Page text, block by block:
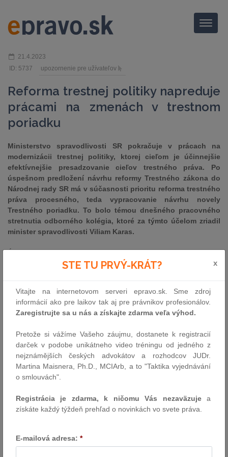
Menu
21.4.2023
ID: 5737
upozornenie pre užívateľov
Reforma trestnej politiky napreduje
prácami na zmenách v trestnom
poriadku
Ministerstvo spravodlivosti SR pokračuje v prácach na
modernizácii trestnej politiky, ktorej cieľom je účinnejšie
efektívnejšie presadzovanie cieľov trestného práva. Po
úspešnom predložení návrhu reformy Trestného zákona do
Národnej rady SR má v súčasnosti prioritu reforma trestného
práva procesného, teda vypracovanie návrhu novely
Trestného poriadku. To bolo témou dnešného pracovného
stretnutia odborného kolégia, ktoré za týmto účelom zriadil
minister spravodlivosti Viliam Karas.
Úlohou kolégia a následne jednotlivých pracovných skupín bude
vypracovanie paragrafového návrhu zmien v trestnom procese.
Modernizácia trestného procesu bude podľa ministra V. Karasa
stáť na trochu pilieroch:
1) Zefektívnenie a zjednodušenie prípravného konania
„Vyšetrovatelia a orgány činné v trestnom konaní musia mať viac
času na reálne odhaľovanie trestnej činnosti. Preto sa budeme
sústrediť aj na znižovanie procesnej náročnosti a administratívnej
prácnosti, pri rešpektovaní práva na obhajobu.“
zbraní, kontradiktórnosti
a posilnenie práv poškodených. „Vytváranie lepších možností na
okolností na úkor základných práv. Toto je našou povinnosťou
podľa ústavy i medzinárodných záväzkov. Akékoľvek snahy
STE TU PRVÝ-KRÁT? x
Vitajte na internetovom serveri epravo.sk. Sme zdroj
informácií ako pre laikov tak aj pre právnikov profesionálov.
Zaregistrujte sa u nás a získajte zdarma veľa výhod.
Pretože si vážíme Vašeho záujmu, dostanete k registracií
darček v podobe unikátneho video tréningu od jedného z
nejznámějších českých advokátov a rozhodcov JUDr.
Martina Maisnera, Ph.D., MCIArb, a to "Taktika vyjednávání
o smlouvách".
Registrácia je zdarma, k ničomu Vás nezaväzujea
získáte každý týždeň prehľad o novinkách vo svete práva.
E-mailová adresa: *